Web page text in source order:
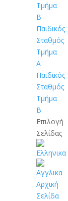
Τμήμα
Β
Παιδικός
Σταθμός
Τμήμα
Α
Παιδικός
Σταθμός
Τμήμα
Β
Επιλογή
Σελίδας
Αρχική
Σελίδα